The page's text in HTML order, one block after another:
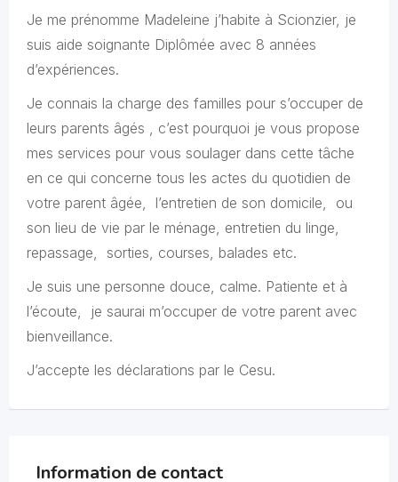
Je me prénomme Madeleine j’habite à Scionzier, je
suis aide soignante Diplômée avec 8 années
d’expériences.
Je connais la charge des familles pour s’occuper de
leurs parents âgés , c’est pourquoi je vous propose
mes services pour vous soulager dans cette tâche
en ce qui concerne tous les actes du quotidien de
votre parent âgée, l’entretien de son domicile, ou
son lieu de vie par le ménage, entretien du linge,
repassage, sorties, courses, balades etc.
Je suis une personne douce, calme. Patiente et à
l’écoute, je saurai m’occuper de votre parent avec
bienveillance.
J’accepte les déclarations par le Cesu.
Information de contact